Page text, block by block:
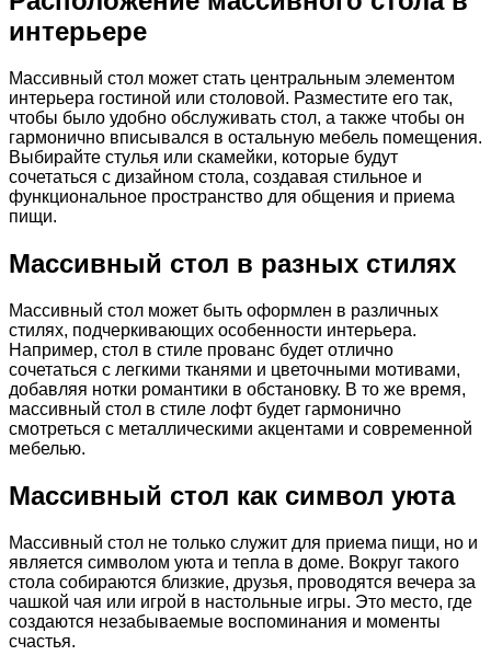
интерьере
Массивный стол может стать центральным элементом
интерьера гостиной или столовой. Разместите его так,
чтобы было удобно обслуживать стол, а также чтобы он
гармонично вписывался в остальную мебель помещения.
Выбирайте стулья или скамейки, которые будут
сочетаться с дизайном стола, создавая стильное и
функциональное пространство для общения и приема
пищи.
Массивный стол в разных стилях
Массивный стол может быть оформлен в различных
стилях, подчеркивающих особенности интерьера.
Например, стол в стиле прованс будет отлично
сочетаться с легкими тканями и цветочными мотивами,
добавляя нотки романтики в обстановку. В то же время,
массивный стол в стиле лофт будет гармонично
смотреться с металлическими акцентами и современной
мебелью.
Массивный стол как символ уюта
Массивный стол не только служит для приема пищи, но и
является символом уюта и тепла в доме. Вокруг такого
стола собираются близкие, друзья, проводятся вечера за
чашкой чая или игрой в настольные игры. Это место, где
создаются незабываемые воспоминания и моменты
счастья.